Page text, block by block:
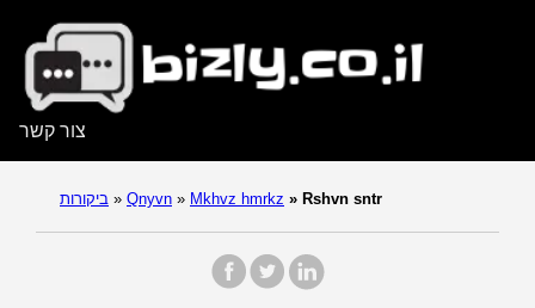
צור קשר
ביקורות » Qnyvn » Mkhvz hmrkz » Rshvn sntr